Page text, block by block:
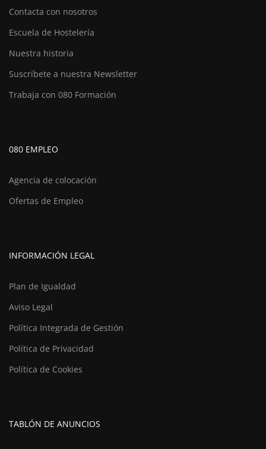
Contacta con nosotros
Escuela de Hostelería
Nuestra historia
Suscríbete a nuestra Newsletter
Trabaja con 080 Formación
080 EMPLEO
Agencia de colocación
Ofertas de Empleo
INFORMACIÓN LEGAL
Plan de Igualdad
Aviso Legal
Política Integrada de Gestión
Política de Privacidad
Política de Cookies
TABLÓN DE ANUNCIOS